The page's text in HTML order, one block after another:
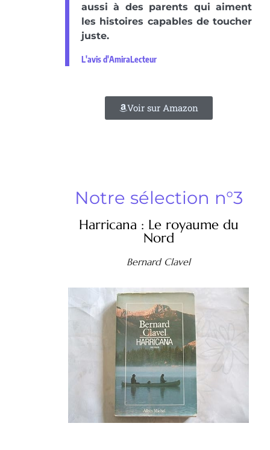
aussi à des parents qui aiment
les histoires capables de toucher
juste.
L'avis d'AmiraLecteur
Voir sur Amazon
Notre sélection n°3
Harricana : Le royaume du
Nord
Bernard Clavel